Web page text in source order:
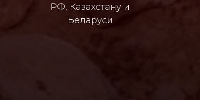
РФ, Казахстану и
Беларуси